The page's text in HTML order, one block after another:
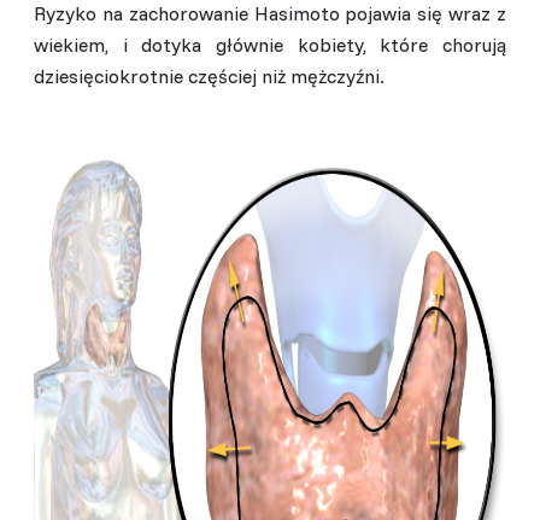
Ryzyko na zachorowanie Hasimoto pojawia się wraz z
wiekiem, i dotyka głównie kobiety, które chorują
dziesięciokrotnie częściej niż mężczyźni.